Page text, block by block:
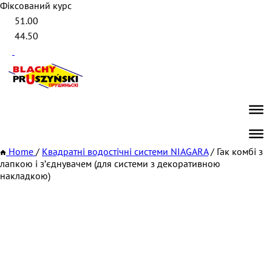
Фіксований курс
51.00
44.50
Home / Квадратні водостічні системи NIAGARA/ Гак комбі з
лапкою і зʼєднувачем (для системи з декоративною
накладкою)